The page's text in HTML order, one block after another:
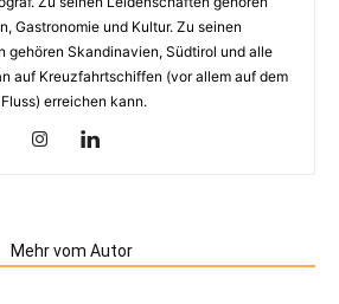
Gastronomie und Kultur. Zu seinen
gehören Skandinavien, Südtirol und alle
auf Kreuzfahrtschiffen (vor allem auf dem
Fluss) erreichen kann.
Mehr vom Autor